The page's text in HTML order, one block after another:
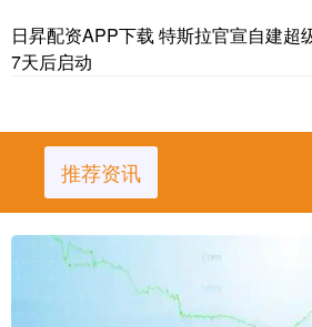
日昇配资APP下载 特斯拉官宣自建超
7天后启动
推荐资讯